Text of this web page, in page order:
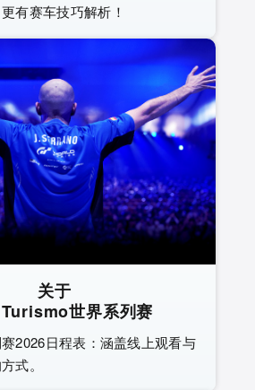
有赛车技巧解析！
关于
世界系列赛
2026日程表：涵盖线上观看与
式。